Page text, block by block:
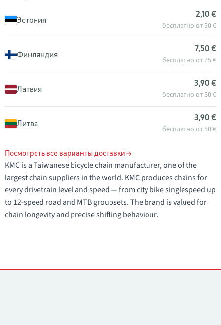
Эстония
2,10 €
бесплатно от 50 €
Финляндия
7,50 €
бесплатно от 75 €
Латвия
3,90 €
бесплатно от 50 €
Литва
3,90 €
бесплатно от 50 €
Посмотреть все варианты доставки
KMC is a Taiwanese bicycle chain manufacturer, one of the
largest chain suppliers in the world. KMC produces chains for
every drivetrain level and speed — from city bike singlespeed up
to 12-speed road and MTB groupsets. The brand is valued for
chain longevity and precise shifting behaviour.